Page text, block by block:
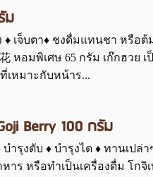
ม
เจ็บตา♦ ชงดื่มแทนชา หรือต้
หอมพิเศษ 65 กรัม เก๊กฮวย
เหมาะกับหน้าร...
Berry 100 กรัม
ำรุงตับ ♦ บำรุงไต ♦ ทานเปล่า
าร หรือทำเป็นเครื่องดื่ม โกจิ